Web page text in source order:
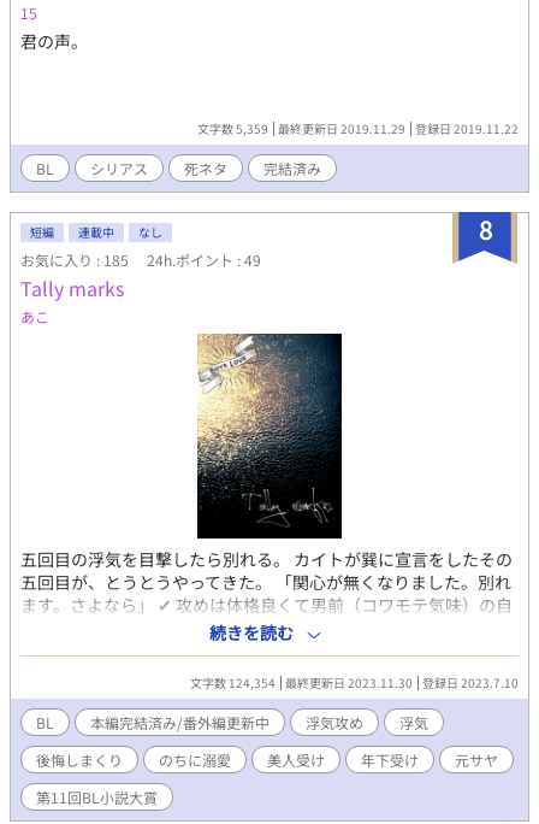
15
君の声。
文字数 5,359 最終更新日 2019.11.29 登録日 2019.11.22
BL シリアス 死ネタ 完結済み
8
短編 連載中 なし
お気に入り : 185 24h.ポイント : 49
Tally marks
あこ
五回目の浮気を目撃したら別れる。 カイトが巽に宣言をしたその
五回目が、とうとうやってきた。 「関心が無くなりました。別れ
ます。さよなら」 ✔︎ 攻めは体格良くて男前（コワモテ気味）の自
己中浮気野郎。 ✔︎ 受けはのんびりした話し方の美人も裸足で逃げ
る（かもしれない）長身美人。 ✔︎ 本編中は『大学生×高校生』で
す。 ✔︎ 受けのお姉ちゃんは超イケメンで強い（物理）、そして姉
と婚約している彼氏は爽やか好青年。 ✔︎ 『彼者誰時に溺れる』と
リンクしています（あちらを読んでいなくても全く問題はありま
せん） 🔺ATTENTION🔺 このお話は『浮気野郎を後悔させまくっ
てボコボコにする予定』で書き始めたにも関わらず『どうしてか
元サヤ』になってしまった連載です。 そして浮気野郎は元サヤ
後、受け溺愛ヘタレ野郎に進化します。 そこだけ本当、ご留意く
続きを読む
文字数 124,354 最終更新日 2023.11.30 登録日 2023.7.10
BL 本編完結済み/番外編更新中 浮気攻め
浮気
後悔しまくり
のちに溺愛 美人受け 年下受け
元サヤ
第11回BL小説大賞